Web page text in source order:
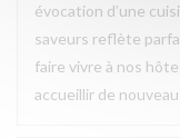
évocation d’une
saveurs reflète
faire vivre à nos
accueillir de nouveau